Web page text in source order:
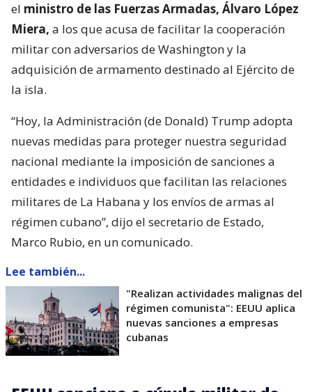
el ministro de las Fuerzas Armadas, Álvaro López
Miera, a los que acusa de facilitar la cooperación
militar con adversarios de Washington y la
adquisición de armamento destinado al Ejército de
la isla.
“Hoy, la Administración (de Donald) Trump adopta
nuevas medidas para proteger nuestra seguridad
nacional mediante la imposición de sanciones a
entidades e individuos que facilitan las relaciones
militares de La Habana y los envíos de armas al
régimen cubano”, dijo el secretario de Estado,
Marco Rubio, en un comunicado.
Lee también...
"Realizan actividades malignas del
régimen comunista": EEUU aplica
nuevas sanciones a empresas
cubanas